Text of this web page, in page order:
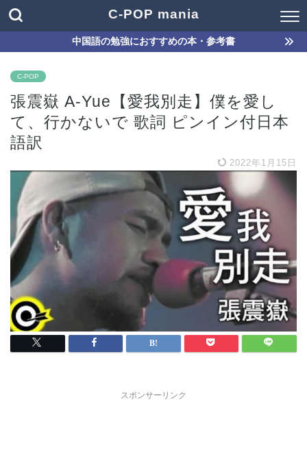
C-POP mania
中国語の勉強におすすめの本・参考書
C-POP
張震嶽 A-Yue【愛我別走】僕を愛し
て、行かないで 歌詞 ピンイン付日本
語訳
2022年1月15日
スポンサーリンク